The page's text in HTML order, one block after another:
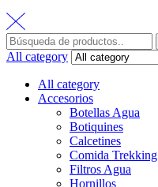
All category
All category
Accesorios
Botellas Agua
Botiquines
Calcetines
Comida Trekking
Filtros Agua
Hornillos